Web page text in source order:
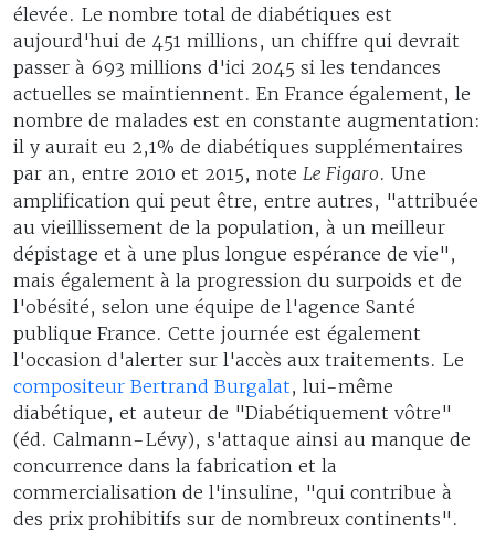
élevée. Le nombre total de diabétiques est
aujourd'hui de 451 millions, un chiffre qui devrait
passer à 693 millions d'ici 2045 si les tendances
actuelles se maintiennent. En France également, le
nombre de malades est en constante augmentation:
il y aurait eu 2,1% de diabétiques supplémentaires
par an, entre 2010 et 2015, note Le Figaro. Une
amplification qui peut être, entre autres, "attribuée
au vieillissement de la population, à un meilleur
dépistage et à une plus longue espérance de vie",
mais également à la progression du surpoids et de
l'obésité, selon une équipe de l'agence Santé
publique France. Cette journée est également
l'occasion d'alerter sur l'accès aux traitements. Le
compositeur Bertrand Burgalat, lui-même
diabétique, et auteur de "Diabétiquement vôtre"
(éd. Calmann-Lévy), s'attaque ainsi au manque de
concurrence dans la fabrication et la
commercialisation de l'insuline, "qui contribue à
des prix prohibitifs sur de nombreux continents".